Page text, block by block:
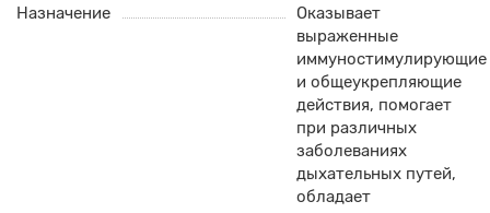
Назначение
Оказывает
выраженные
иммуностимулирующие
и общеукрепляющие
действия, помогает
при различных
заболеваниях
дыхательных путей,
обладает